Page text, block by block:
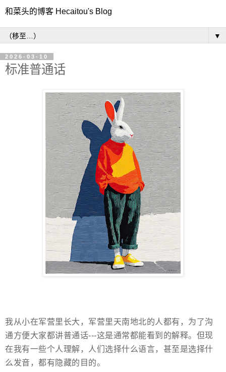
和菜头的博客 Hecaitou's Blog
▼
2026-03-10
标准普通话
我从小在军营里长大，军营里天南地北的人都有，为了沟
通方便大家都讲普通话---这是通常都能看到的解释。但现
在我有一些个人理解，人们选择什么语言，甚至是选择什
么发音，都有隐藏的目的。